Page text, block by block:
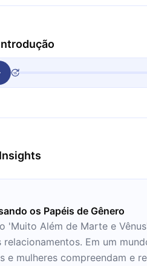
os Papéis de Gênero
'Muito Além de Marte e
relacionamentos. Em um
e mulheres compreendam e